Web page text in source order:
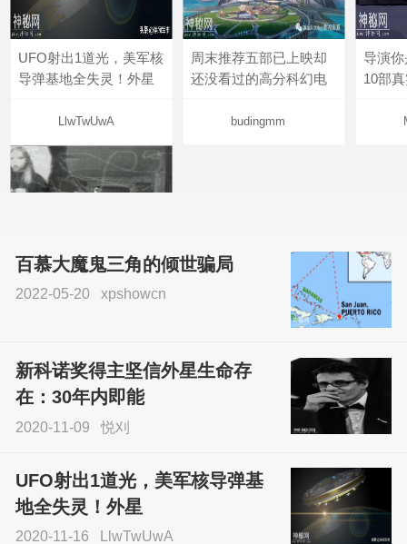
UFO射出1道光，美军核
导弹基地全失灵！外星
LlwTwUwA
周末推荐五部已上映却
还没看过的高分科幻电
budingmm
导演
10部
sskfn
百慕大魔鬼三角的倾世骗局
2022-05-20 xpshowcn
新科诺奖得主坚信外星生命存
在：30年内即能
2020-11-09 悦刈
UFO射出1道光，美军核导弹基
地全失灵！外星
2020-11-16 LlwTwUwA